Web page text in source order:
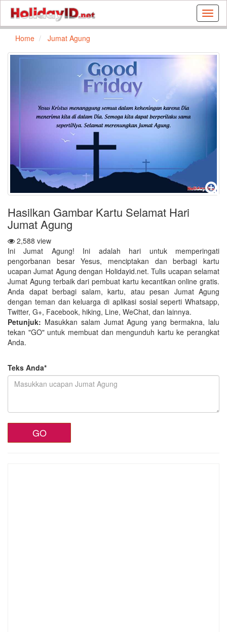
Buat
kartu
dan
gratis
Home Jumat Agung
Hasilkan Gambar Kartu Selamat Hari
Jumat Agung
2,588 view
Ini Jumat Agung! Ini adalah hari untuk memperingati
pengorbanan besar Yesus, menciptakan dan berbagi kartu
ucapan Jumat Agung dengan Holidayid.net. Tulis ucapan selamat
Jumat Agung terbaik dari pembuat kartu kecantikan online gratis.
Anda dapat berbagi salam, kartu, atau pesan Jumat Agung
dengan teman dan keluarga di aplikasi sosial seperti Whatsapp,
Twitter, G+, Facebook, hiking, Line, WeChat, dan lainnya.
Petunjuk: Masukkan salam Jumat Agung yang bermakna, lalu
tekan "GO" untuk membuat dan mengunduh kartu ke perangkat
Anda.
Teks Anda*